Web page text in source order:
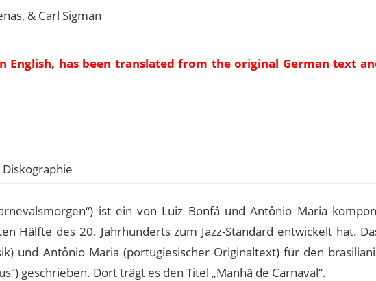
& Carl Sigman
English, has been translated from the original German text
Diskographie
ist ein von Luiz Bonfá und Antônio Maria
Hälfte des 20. Jahrhunderts zum Jazz-Standard entwickelt hat.
und Antônio Maria (portugiesischer Originaltext) für den
geschrieben. Dort trägt es den Titel „Manhã de Carnaval“.